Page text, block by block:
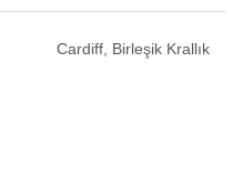
Cardiff, Birleşik Krallık